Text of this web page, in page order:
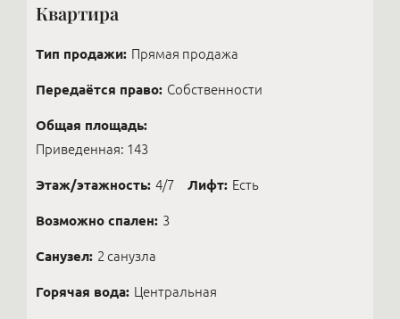
Квартира
Тип продажи: Прямая продажа
Передаётся право: Собственности
Общая площадь:
Приведенная: 143
Этаж/этажность: 4/7 Лифт: Есть
Возможно спален: 3
Санузел: 2 санузла
Горячая вода: Центральная